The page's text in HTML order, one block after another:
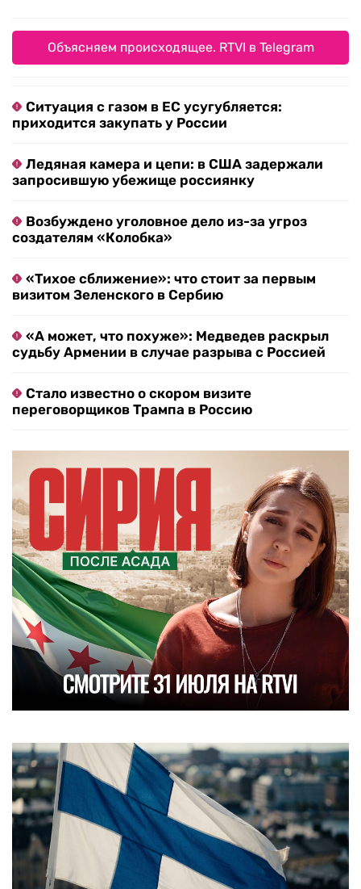
Объясняем происходящее. RTVI в Telegram
Ситуация с газом в ЕС усугубляется:
приходится закупать у России
Ледяная камера и цепи: в США задержали
запросившую убежище россиянку
Возбуждено уголовное дело из-за угроз
создателям «Колобка»
«Тихое сближение»: что стоит за первым
визитом Зеленского в Сербию
«А может, что похуже»: Медведев раскрыл
судьбу Армении в случае разрыва с Россией
Стало известно о скором визите
переговорщиков Трампа в Россию